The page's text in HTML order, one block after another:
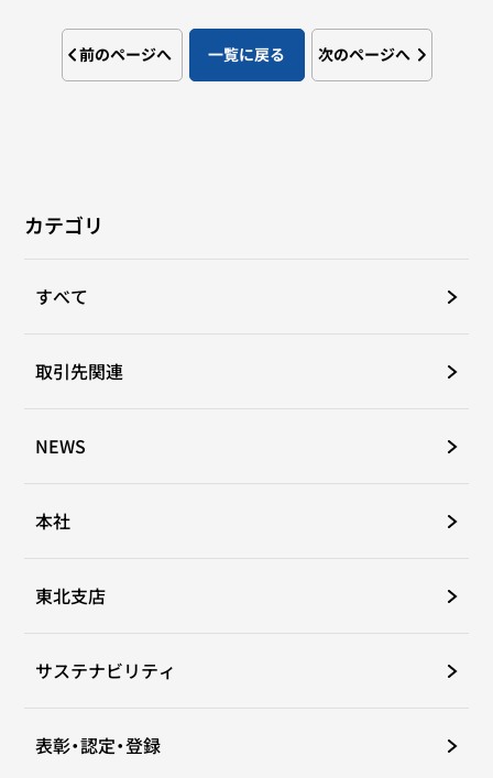
前のページへ 一覧に戻る 次のページへ
カテゴリ
すべて
取引先関連
NEWS
本社
東北支店
サステナビリティ
表彰・認定・登録